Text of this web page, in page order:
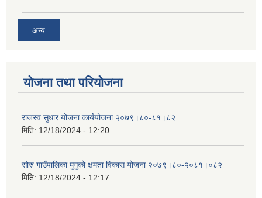
अन्य
योजना तथा परियोजना
राजस्व सुधार योजना कार्ययोजना २०७९।८०-८१।८२
मिति: 12/18/2024 - 12:20
सोरु गाउँपालिका मुगुको क्षमता विकास योजना २०७९।८०-२०८१।०८२
मिति: 12/18/2024 - 12:17